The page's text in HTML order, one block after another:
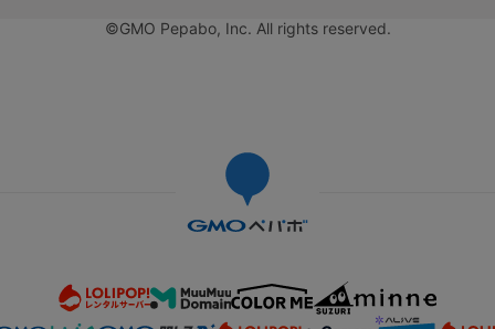
©GMO Pepabo, Inc. All rights reserved.